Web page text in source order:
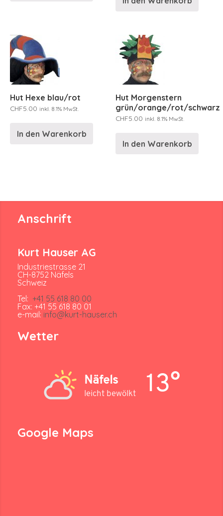
Hut Hexe blau/rot
CHF5.00 inkl. 8.1% MwSt.
In den Warenkorb
Hut Morgenstern
grün/orange/rot/schwarz
CHF5.00 inkl. 8.1% MwSt.
In den Warenkorb
Anschrift
Kurt Hauser AG
Industriestrasse 21
CH-8752 Näfels
Schweiz
Tel: +41 55 618 80 00
Fax: +41 55 618 80 01
e-mail: info@kurt-hauser.ch
Wetter
Näfels
leicht bewölkt 13°
Google Maps